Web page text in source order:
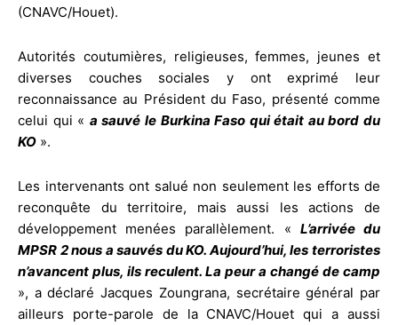
(CNAVC/Houet).
Autorités coutumières, religieuses, femmes, jeunes et
diverses couches sociales y ont exprimé leur
reconnaissance au Président du Faso, présenté comme
celui qui « a sauvé le Burkina Faso qui était au bord du
KO ».
Les intervenants ont salué non seulement les efforts de
reconquête du territoire, mais aussi les actions de
développement menées parallèlement. « L’arrivée du
MPSR 2 nous a sauvés du KO. Aujourd’hui, les terroristes
n’avancent plus, ils reculent. La peur a changé de camp
», a déclaré Jacques Zoungrana, secrétaire général par
ailleurs porte-parole de la CNAVC/Houet qui a aussi